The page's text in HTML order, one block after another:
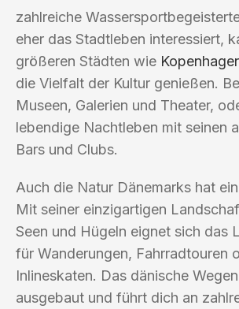
zahlreiche
eher das Stadtleben interessiert,
größeren Städten wie
die Vielfalt der Kultur genießen.
Museen, Galerien und Theater,
lebendige Nachtleben mit seinen
Bars und Clubs.
Auch die Natur Dänemarks hat
Mit seiner einzigartigen
Seen und Hügeln eignet sich das
für Wanderungen, Fahrradtouren
Inlineskaten. Das dänische
ausgebaut und führt dich an